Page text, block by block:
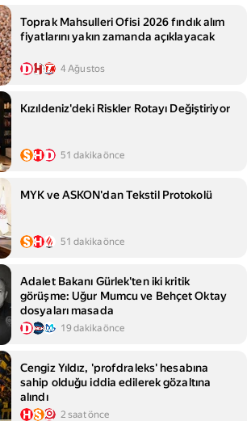
Toprak Mahsulleri Ofisi 2026 fındık alım
fiyatlarını yakın zamanda açıklayacak
4 Ağustos
Kızıldeniz'deki Riskler Rotayı Değiştiriyor
51 dakika önce
MYK ve ASKON'dan Tekstil Protokolü
51 dakika önce
Adalet Bakanı Gürlek'ten iki kritik
görüşme: Uğur Mumcu ve Behçet Oktay
dosyaları masada
19 dakika önce
Cengiz Yıldız, 'profdraleks' hesabına
sahip olduğu iddia edilerek gözaltına
alındı
2 saat önce